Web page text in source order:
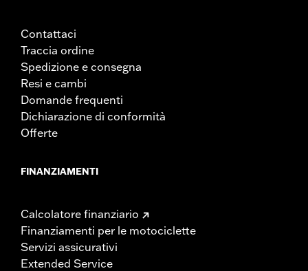
Contattaci
Traccia ordine
Spedizione e consegna
Resi e cambi
Domande frequenti
Dichiarazione di conformità
Offerte
FINANZIAMENTI
Calcolatore finanziario
Finanziamenti per le motociclette
Servizi assicurativi
Extended Service